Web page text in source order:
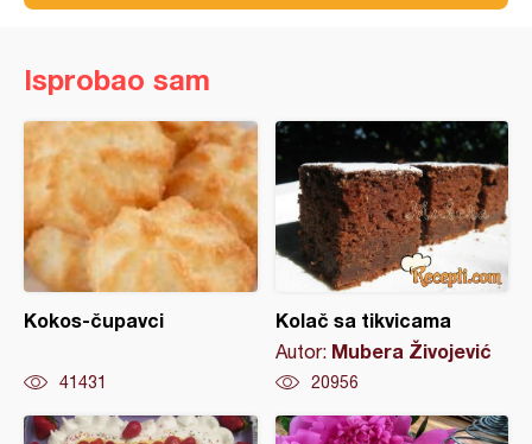
Isprobao sam
Kokos-čupavci
41431
Kolač sa tikvicama
Autor: Mubera Živojević
20956